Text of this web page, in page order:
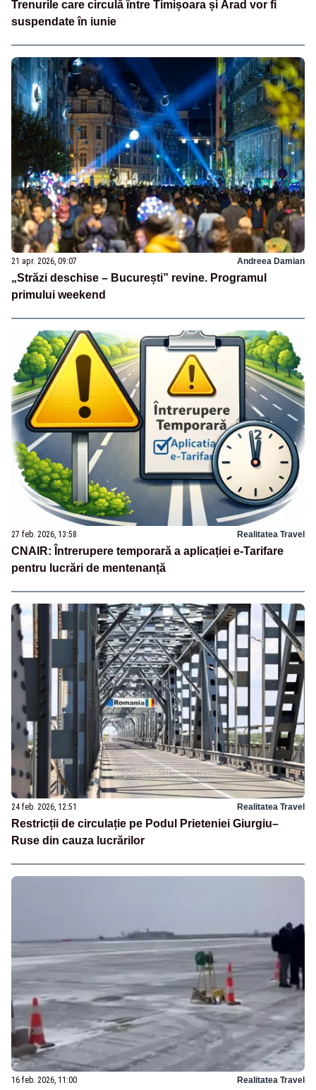
Trenurile care circulă între Timișoara și Arad vor fi
suspendate în iunie
21 apr. 2026, 09:07 Andreea Damian
„Străzi deschise – București” revine. Programul
primului weekend
27 feb. 2026, 13:58 Realitatea Travel
CNAIR: Întrerupere temporară a aplicației e-Tarifare
pentru lucrări de mentenanță
24 feb. 2026, 12:51 Realitatea Travel
Restricții de circulație pe Podul Prieteniei Giurgiu–
Ruse din cauza lucrărilor
16 feb. 2026, 11:00 Realitatea Travel